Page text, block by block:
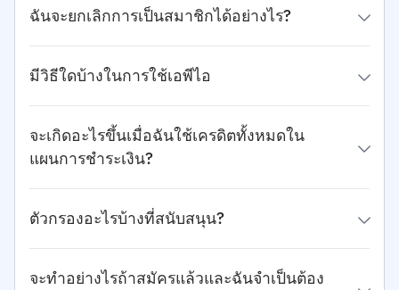
ฉันจะยกเลิกการเป็นสมาชิกได้อย่างไร?
มีวิธีใดบ้างในการใช้เอพีไอ
จะเกิดอะไรขึ้นเมื่อฉันใช้เครดิตทั้งหมดใน
แผนการชำระเงิน?
ตัวกรองอะไรบ้างที่สนับสนุน?
จะทำอย่างไรถ้าสมัครแล้วและฉันจำเป็นต้อง